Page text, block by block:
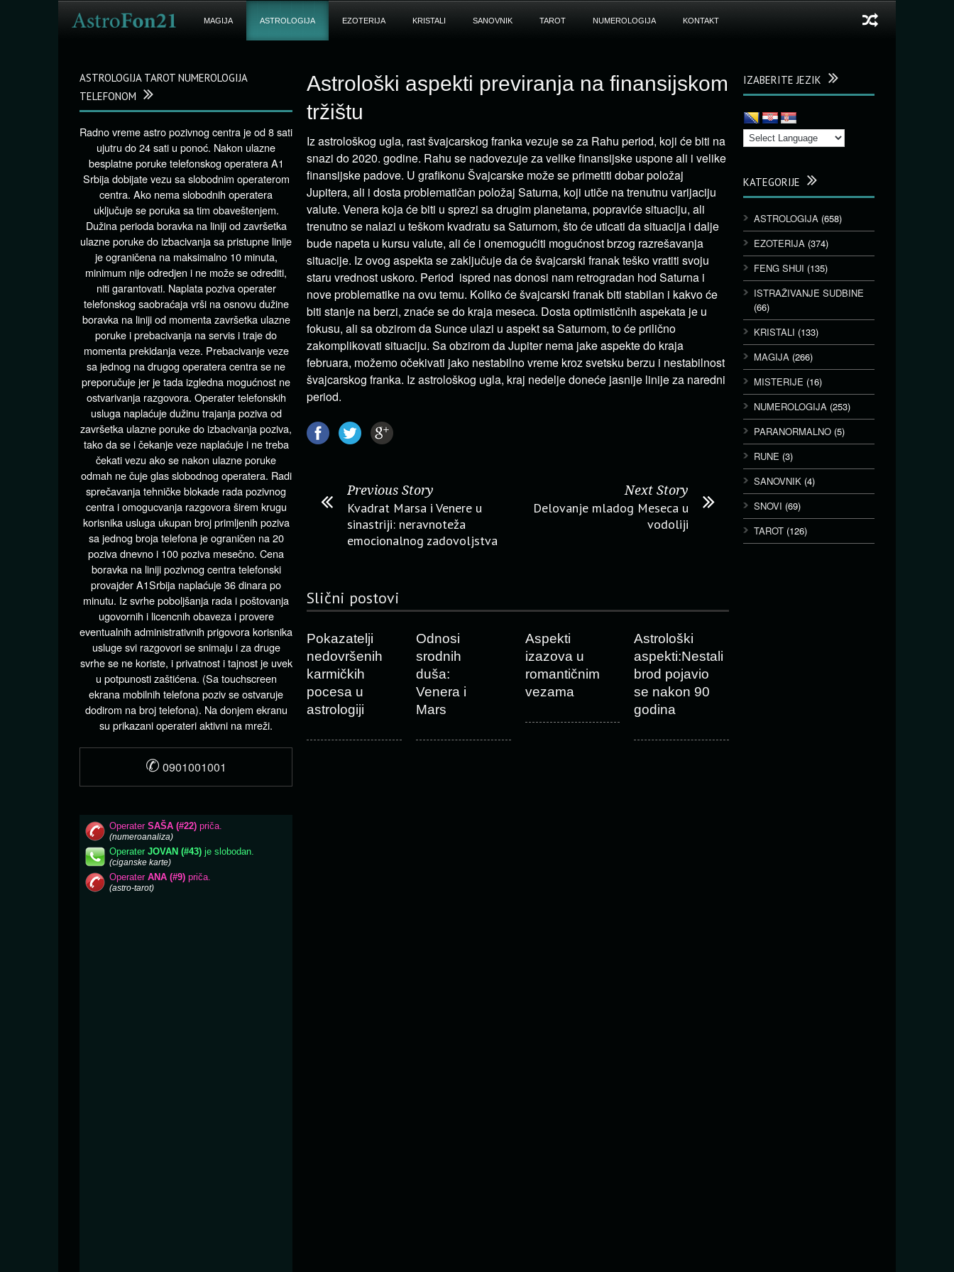
MAGIJA ASTROLOGIJA EZOTERIJA KRISTALI SANOVNIK TAROT NUMEROLOGIJA KONTAKT
Astrološki aspekti previranja na finansijskom
tržištu
Iz astrološkog ugla, rast švajcarskog franka vezuje se za Rahu period, koji će biti na
snazi do 2020. godine. Rahu se nadovezuje za velike finansijske uspone ali i velike
finansijske padove. U grafikonu Švajcarske može se primetiti dobar položaj
Jupitera, ali i dosta problematičan položaj Saturna, koji utiče na trenutnu varijaciju
valute. Venera koja će biti u sprezi sa drugim planetama, popraviće situaciju, ali
trenutno se nalazi u teškom kvadratu sa Saturnom, što će uticati da situacija i dalje
bude napeta u kursu valute, ali će i onemogućiti mogućnost brzog razrešavanja
situacije. Iz ovog aspekta se zaključuje da će švajcarski franak teško vratiti svoju
staru vrednost uskoro. Period ispred nas donosi nam retrogradan hod Saturna i
nove problematike na ovu temu. Koliko će švajcarski franak biti stabilan i kakvo će
biti stanje na berzi, znaće se do kraja meseca. Dosta optimističnih aspekata je u
fokusu, ali sa obzirom da Sunce ulazi u aspekt sa Saturnom, to će prilično
zakomplikovati situaciju. Sa obzirom da Jupiter nema jake aspekte do kraja
februara, možemo očekivati jako nestabilno vreme kroz svetsku berzu i nestabilnost
švajcarskog franka. Iz astrološkog ugla, kraj nedelje doneće jasnije linije za naredni
period.
Previous Story
Kvadrat Marsa i Venere u
sinastriji: neravnoteža
emocionalnog zadovoljstva
Next Story
Delovanje mladog Meseca u
vodoliji
Slični postovi
Pokazatelji
nedovršenih
karmičkih
pocesa u
astrologiji
Odnosi
srodnih
duša:
Venera i
Mars
Aspekti
izazova u
romantičnim
vezama
Astrološki
aspekti:Nestali
brod pojavio
se nakon 90
godina
IZABERITE JEZIK
KATEGORIJE
ASTROLOGIJA (658)
EZOTERIJA (374)
FENG SHUI (135)
ISTRAŽIVANJE SUDBINE
(66)
KRISTALI (133)
MAGIJA (266)
MISTERIJE (16)
NUMEROLOGIJA (253)
PARANORMALNO (5)
RUNE (3)
SANOVNIK (4)
SNOVI (69)
TAROT (126)
ASTROLOGIJA TAROT NUMEROLOGIJA
TELEFONOM
Radno vreme astro pozivnog centra je od 8 sati
ujutru do 24 sati u ponoć. Nakon ulazne
besplatne poruke telefonskog operatera A1
Srbija dobijate vezu sa slobodnim operaterom
centra. Ako nema slobodnih operatera
uključuje se poruka sa tim obaveštenjem.
Dužina perioda boravka na liniji od završetka
ulazne poruke do izbacivanja sa pristupne linije
je ograničena na maksimalno 10 minuta,
minimum nije odredjen i ne može se odrediti,
niti garantovati. Naplata poziva operater
telefonskog saobraćaja vrši na osnovu dužine
boravka na liniji od momenta završetka ulazne
poruke i prebacivanja na servis i traje do
momenta prekidanja veze. Prebacivanje veze
sa jednog na drugog operatera centra se ne
preporučuje jer je tada izgledna mogućnost ne
ostvarivanja razgovora. Operater telefonskih
usluga naplaćuje dužinu trajanja poziva od
završetka ulazne poruke do izbacivanja poziva,
tako da se i čekanje veze naplaćuje i ne treba
čekati vezu ako se nakon ulazne poruke
odmah ne čuje glas slobodnog operatera. Radi
sprečavanja tehničke blokade rada pozivnog
centra i omogucvanja razgovora širem krugu
korisnika usluga ukupan broj primljenih poziva
sa jednog broja telefona je ograničen na 20
poziva dnevno i 100 poziva mesečno. Cena
boravka na liniji pozivnog centra telefonski
provajder A1Srbija naplaćuje 36 dinara po
minutu. Iz svrhe poboljšanja rada i poštovanja
ugovornih i licencnih obaveza i provere
eventualnih administrativnih prigovora korisnika
usluge svi razgovori se snimaju i za druge
svrhe se ne koriste, i privatnost i tajnost je uvek
u potpunosti zaštićena. (Sa touchscreen
ekrana mobilnih telefona poziv se ostvaruje
dodirom na broj telefona). Na donjem ekranu
su prikazani operateri aktivni na mreži.
✆ 0901001001